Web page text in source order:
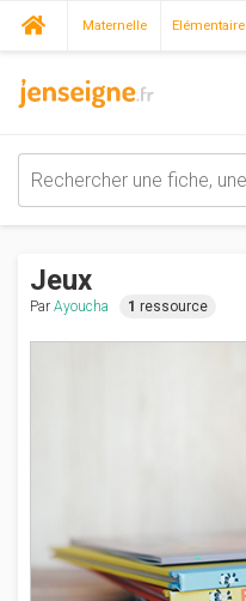
Maternelle Elémentaire
Jeux
Par Ayoucha 1 ressource